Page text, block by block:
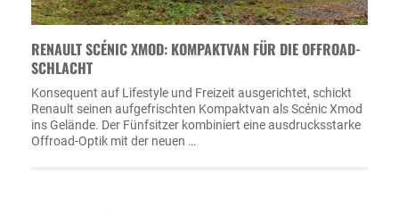
RENAULT SCÉNIC XMOD: KOMPAKTVAN FÜR DIE OFFROAD-
SCHLACHT
Konsequent auf Lifestyle und Freizeit ausgerichtet, schickt
Renault seinen aufgefrischten Kompaktvan als Scénic Xmod
ins Gelände. Der Fünfsitzer kombiniert eine ausdrucksstarke
Offroad-Optik mit der neuen …